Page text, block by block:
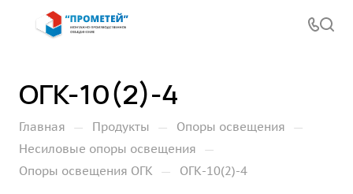
ОГК-10(2)-4
Главная — Продукты — Опоры освещения —
Несиловые опоры освещения —
Опоры освещения ОГК — ОГК-10(2)-4